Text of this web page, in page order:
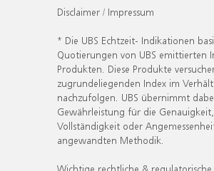
Disclaimer / Impressum
* Die UBS Echtzeit- Indikationen
Quotierungen von UBS emittierten
Produkten. Diese Produkte
zugrundeliegenden Index im
nachzufolgen. UBS übernimmt
Gewährleistung für die Genauigkeit,
Vollständigkeit oder
angewandten Methodik.